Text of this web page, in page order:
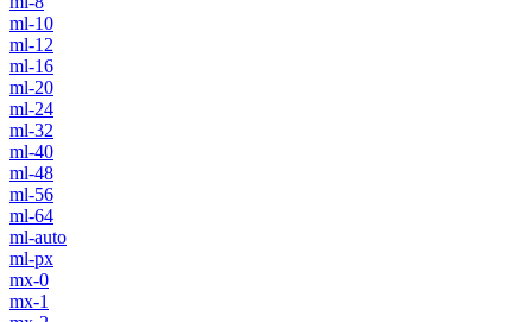
ml-10
ml-12
ml-16
ml-20
ml-24
ml-32
ml-40
ml-48
ml-56
ml-64
ml-auto
ml-px
mx-0
mx-1